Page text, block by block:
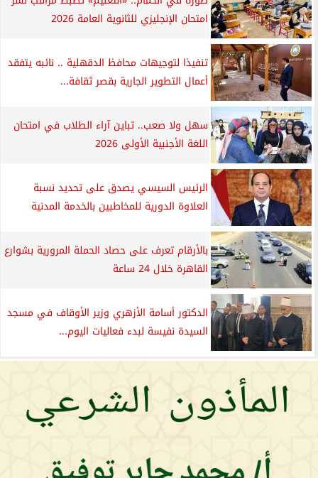
امتحان الإنجليزي للثانوية العامة 2026
تنفيذا لتوجيهات محافظ الدقهلية .. نائبه يتفقد
أعمال التطوير الجارية بقصر ثقافة...
سهل ولا صعب.. تباين آراء الطلاب في امتحان
اللغة الأجنبية الأولى 2026
الرئيس السيسي يصدق على تحديد نسبة
العلاوة الدورية للمخاطبين بالخدمة المدنية
بالأرقام تعرف على حصاد الحملة المرورية بشوارع
القاهرة خلال 24 ساعة
الدكتور أسامة الأزهري وزير الأوقاف في مسجد
السيدة نفيسة لبدء فعاليات اليوم...